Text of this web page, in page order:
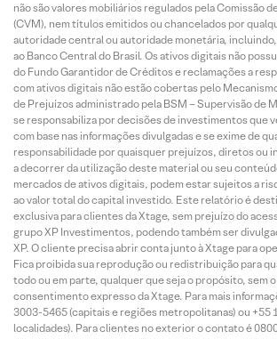
não são valores mobiliários regulados pela Comissão
(CVM), nem títulos emitidos ou chancelados por
autoridade central ou autoridade monetária, incluindo,
ao Banco Central do Brasil. Os ativos digitais não
do Fundo Garantidor de Créditos e reclamações a
com ativos digitais não estão cobertas pelo
de Prejuízos administrado pela BSM – Supervisão de
se responsabiliza por decisões de investimentos que
com base nas informações divulgadas e se exime de
responsabilidade por quaisquer prejuízos, diretos ou
a decorrer da utilização deste material ou seu
mercados de ativos digitais, podem estar sujeitos a
ao valor total do capital investido. Este relatório é
exclusiva para clientes da Xtage, sem prejuízo do
grupo XP Investimentos, podendo também ser
XP. O cliente precisa abrir conta junto à Xtage para
Fica proibida sua reprodução ou redistribuição para
todo ou em parte, qualquer que seja o propósito, sem
consentimento expresso da Xtage. Para mais
3003-5465 (capitais e regiões metropolitanas) ou +55
localidades). Para clientes no exterior o contato é